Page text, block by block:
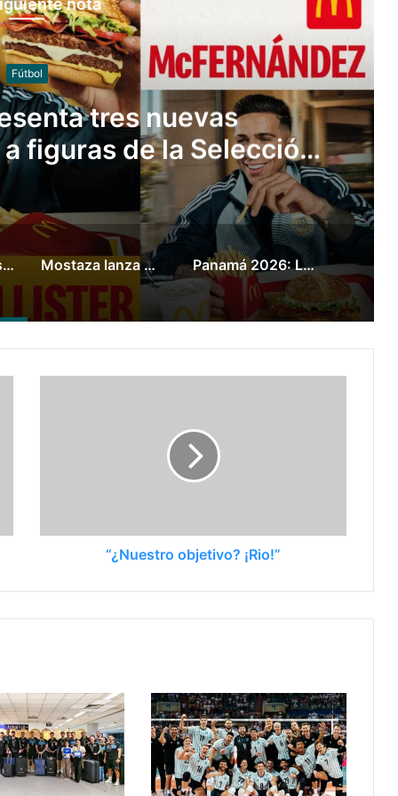
nota
Fútbol
y se convierte en la
argentinos lleva al
McDonald’s presenta tres nuevas hamburguesas junto a figuras de la Selección Argentina para vivir el Mundial 2026 Mostaza lanza MostaClub y se convierte en la marca que más hinchas argentinos lleva al Mundial Panamá 2026: La natación cerró con 35 medallas
“¿Nuestro objetivo? ¡Rio!”